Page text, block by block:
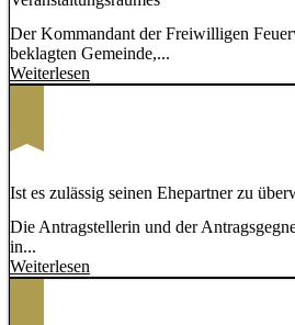
Der Kommandant der Freiwilligen
beklagten Gemeinde,...
Weiterlesen
Ist es zulässig seinen Ehepartner zu
Die Antragstellerin und der
in...
Weiterlesen